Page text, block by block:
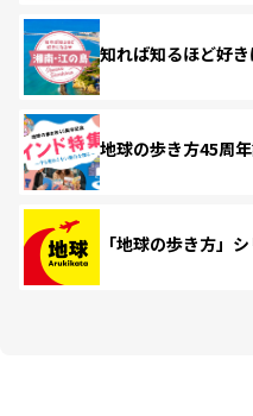
知れば知るほど好
地球の歩き方45周
「地球の歩き方」